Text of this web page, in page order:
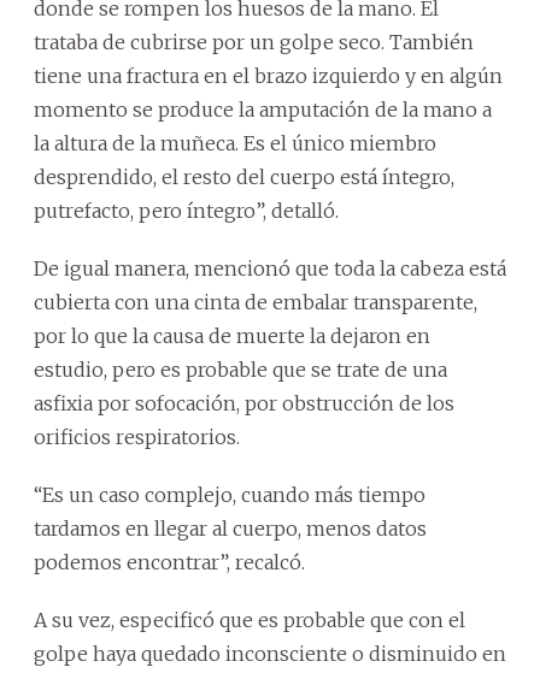
donde se rompen los huesos de la mano. Él
trataba de cubrirse por un golpe seco. También
tiene una fractura en el brazo izquierdo y en algún
momento se produce la amputación de la mano a
la altura de la muñeca. Es el único miembro
desprendido, el resto del cuerpo está íntegro,
putrefacto, pero íntegro”, detalló.
De igual manera, mencionó que toda la cabeza está
cubierta con una cinta de embalar transparente,
por lo que la causa de muerte la dejaron en
estudio, pero es probable que se trate de una
asfixia por sofocación, por obstrucción de los
orificios respiratorios.
“Es un caso complejo, cuando más tiempo
tardamos en llegar al cuerpo, menos datos
podemos encontrar”, recalcó.
A su vez, especificó que es probable que con el
golpe haya quedado inconsciente o disminuido en